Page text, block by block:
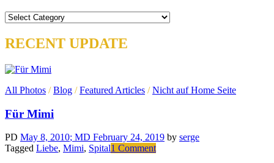
Categories
RECENT UPDATE
All Photos /Blog /Featured Articles /Nicht auf Home Seite
Für Mimi
PD May 8, 2010; MD February 24, 2019 by serge
Tagged Liebe, Mimi, Spital1 Commenton